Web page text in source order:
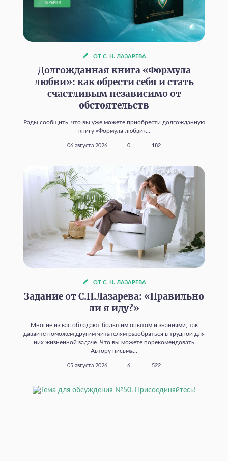
ОТ С. Н. ЛАЗАРЕВА
Долгожданная книга «Формула
любви»: как обрести себя и стать
счастливым независимо от
обстоятельств
Рады сообщить, что вы уже можете приобрести долгожданную
книгу «Формула любви»...
06 августа 2026 0 182
ОТ С. Н. ЛАЗАРЕВА
Задание от С.Н.Лазарева: «Правильно
ли я иду?»
Многие из вас обладают большим опытом и знаниями, так
давайте поможем другим читателям разобраться в трудной для
них жизненной задаче. Что вы можете порекомендовать
Автору письма...
05 августа 2026 6 522